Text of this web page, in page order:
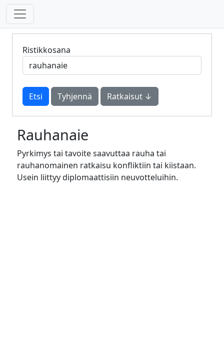
Ristikkosana
Tyhjennä Ratkaisut ↓
Rauhanaie
Pyrkimys tai tavoite saavuttaa rauha tai
rauhanomainen ratkaisu konfliktiin tai kiistaan.
Usein liittyy diplomaattisiin neuvotteluihin.